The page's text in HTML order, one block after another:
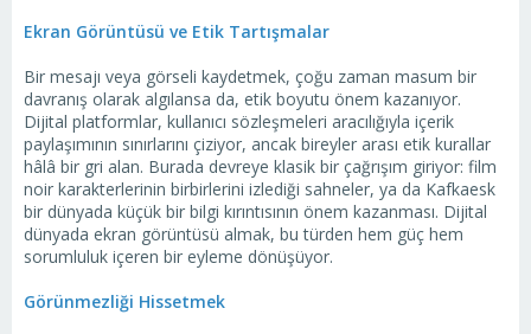
Ekran Görüntüsü ve Etik Tartışmalar
Bir mesajı veya görseli kaydetmek, çoğu zaman masum bir
davranış olarak algılansa da, etik boyutu önem kazanıyor.
Dijital platformlar, kullanıcı sözleşmeleri aracılığıyla içerik
paylaşımının sınırlarını çiziyor, ancak bireyler arası etik kurallar
hâlâ bir gri alan. Burada devreye klasik bir çağrışım giriyor: film
noir karakterlerinin birbirlerini izlediği sahneler, ya da Kafkaesk
bir dünyada küçük bir bilgi kırıntısının önem kazanması. Dijital
dünyada ekran görüntüsü almak, bu türden hem güç hem
sorumluluk içeren bir eyleme dönüşüyor.
Görünmezliği Hissetmek